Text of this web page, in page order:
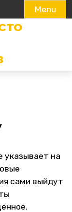
Menu
указывает на
сами выйдут